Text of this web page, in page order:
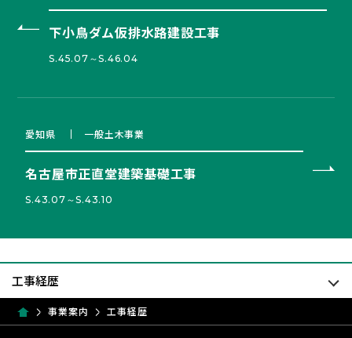
下小鳥ダム仮排水路建設工事
S.45.07～S.46.04
愛知県 一般土木事業
名古屋市正直堂建築基礎工事
S.43.07～S.43.10
事業案内 工事経歴